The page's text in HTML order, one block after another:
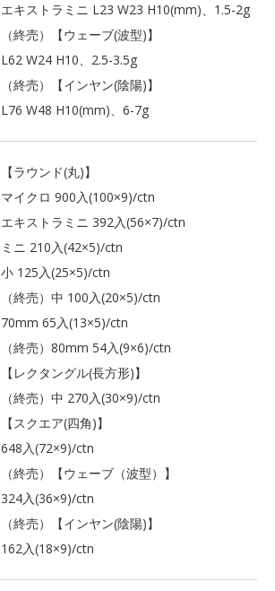
エキストラミニ L23 W23 H10(mm)、1.5-2g
（終売）【ウェーブ(波型)】
L62 W24 H10、2.5-3.5g
（終売）【インヤン(陰陽)】
L76 W48 H10(mm)、6-7g
【ラウンド(丸)】
マイクロ 900入(100×9)/ctn
エキストラミニ 392入(56×7)/ctn
ミニ 210入(42×5)/ctn
小 125入(25×5)/ctn
（終売）中 100入(20×5)/ctn
70mm 65入(13×5)/ctn
（終売）80mm 54入(9×6)/ctn
【レクタングル(長方形)】
（終売）中 270入(30×9)/ctn
【スクエア(四角)】
648入(72×9)/ctn
（終売）【ウェーブ（波型）】
324入(36×9)/ctn
（終売）【インヤン(陰陽)】
162入(18×9)/ctn